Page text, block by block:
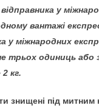
відправника у
вантажі
у міжнародних
трьох одиниць або
кг.
знищені під митним